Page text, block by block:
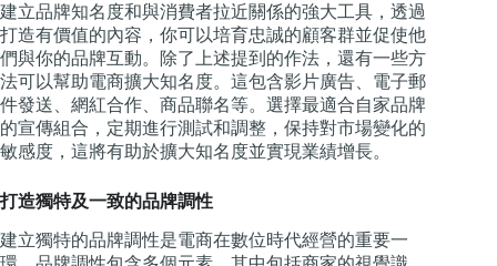
建立品牌知名度和與消費者拉近關係的強大工具，透過
打造有價值的內容，你可以培育忠誠的顧客群並促使他
們與你的品牌互動。除了上述提到的作法，還有一些方
法可以幫助電商擴大知名度。這包含影片廣告、電子郵
件發送、網紅合作、商品聯名等。選擇最適合自家品牌
的宣傳組合，定期進行測試和調整，保持對市場變化的
敏感度，這將有助於擴大知名度並實現業績增長。
打造獨特及一致的品牌調性
建立獨特的品牌調性是電商在數位時代經營的重要一